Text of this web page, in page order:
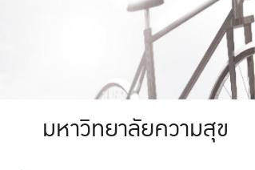
มหาวิทยาลัย
มหาวิทยาลัยความสุข